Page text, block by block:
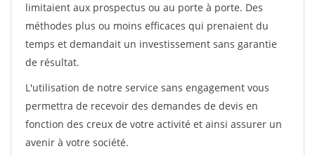
limitaient aux prospectus ou au porte à porte. Des
méthodes plus ou moins efficaces qui prenaient du
temps et demandait un investissement sans garantie
de résultat.
L'utilisation de notre service sans engagement vous
permettra de recevoir des demandes de devis en
fonction des creux de votre activité et ainsi assurer un
avenir à votre société.